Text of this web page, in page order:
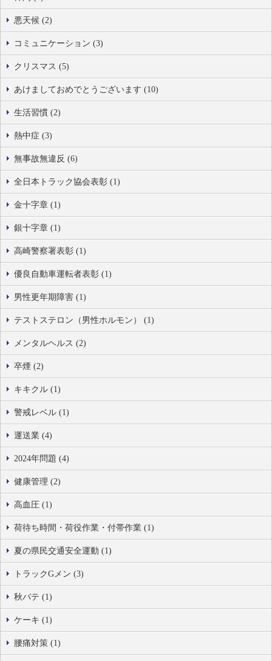
悪天候 (2)
コミュニケーション (3)
クリスマス (5)
あけましておめでとうございます (10)
生活習慣 (2)
熱中症 (3)
無事故無違反 (6)
全日本トラック協会表彰 (1)
金十字章 (1)
銀十字章 (1)
高崎警察署表彰 (1)
優良自動車運転者表彰 (1)
男性更年期障害 (1)
テストステロン（男性ホルモン） (1)
メンタルヘルス (2)
卒煙 (2)
キキクル (1)
警戒レベル (1)
運送業 (4)
2024年問題 (4)
健康管理 (2)
高血圧 (1)
荷待ち時間・荷役作業・付帯作業 (1)
夏の県民交通安全運動 (1)
トラックGメン (3)
秋バテ (1)
ケーキ (1)
腰痛対策 (1)